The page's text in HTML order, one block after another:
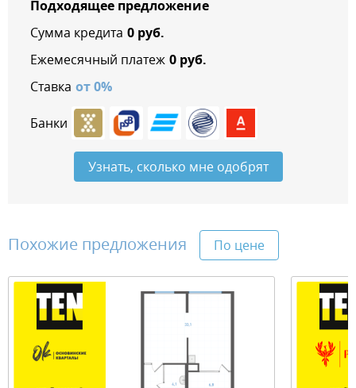
Подходящее предложение
Сумма кредита 0руб.
Ежемесячный платеж 0руб.
Ставка от0%
Банки
Узнать, сколько мне одобрят
Похожие предложения По цене